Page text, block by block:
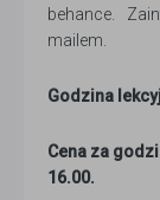
behance.
mailem.
Godzina
Cena za
16.00.